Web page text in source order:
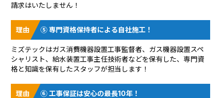
請求はいたしません！
⑤ 専門資格保持者による自社施工！
ミズテックはガス消費機器設置工事監督者、ガス機器設置スペ
シャリスト、給水装置工事主任技術者などを保有した、専門資
格と知識を保有したスタッフが担当します！
⑥ 工事保証は安心の最長10年！